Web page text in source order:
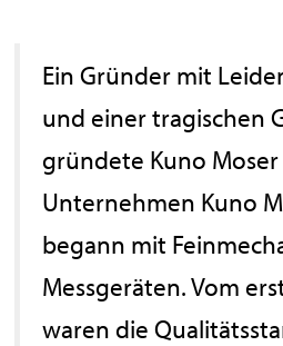
Ein Gründer mit
und einer tragischen
gründete Kuno Moser
Unternehmen Kuno
begann mit
Messgeräten. Vom
waren die